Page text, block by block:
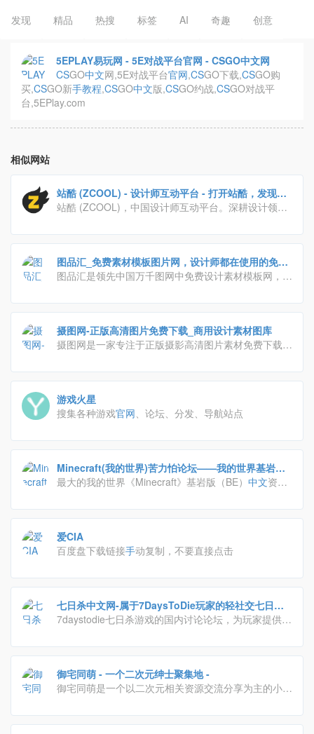
发现 精品 热搜 标签 AI 奇趣 创意
5EPLAY易玩网 - 5E对战平台官网 - CSGO中文网
CSGO中文网,5E对战平台官网,CSGO下载,CSGO购
买,CSGO新手教程,CSGO中文版,CSGO约战,CSGO对战平
台,5EPlay.com
相似网站
站酷 (ZCOOL) - 设计师互动平台 - 打开站酷，发现更
好的设计！
站酷 (ZCOOL)，中国设计师互动平台。深耕设计领域
师、艺术家、创意人，设计创意群体中具有较高的影响
图品汇_免费素材模板图片网，设计师都在使用的免费
素材图片平台
图品汇是领先中国万千图网中免费设计素材模板网，提
报/模板等，致力将中国优秀的设计师，高品质的设计
日更新2000+，高速免费下载。
摄图网-正版高清图片免费下载_商用设计素材图库
摄图网是一家专注于正版摄影高清图片素材免费下载的
商务,建筑,风景,美食,家居,外景,背景等好看的图片设计
成长，百万图片量和设计师在这里找到满意的图片素材
和设计灵感!
游戏火星
搜集各种游戏官网、论坛、分发、导航站点
Minecraft(我的世界)苦力怕论坛——我的世界基岩
版，我的世界资源网，我的世界玩家论坛，我的世界下
最大的我的世界《Minecraft》基岩版（BE） 中文资
际版安装包，以及优质的BE版附加包、BE版材质包、
此与他人交流、分享我的世界游戏经验。各路大神集聚
一坛，在这里你可以解决绝大多数问题。
爱CIA
百度盘下载链接手动复制，不要直接点击
七日杀中文网-属于7DaysToDie玩家的轻社交七日杀
中文论坛！
7daystodie七日杀游戏的国内讨论论坛，为玩家提供一
御宅同萌 - 一个二次元绅士聚集地 -
御宅同萌是一个以二次元相关资源交流分享为主的小众
元带给彼此的快乐与感动。